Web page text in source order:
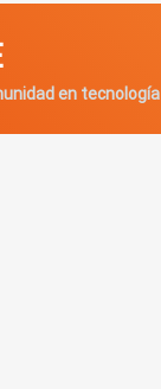
en tecnología